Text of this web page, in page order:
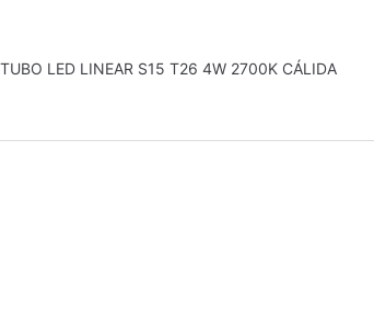
TUBO LED LINEAR S15 T26 4W 2700K CÁLIDA